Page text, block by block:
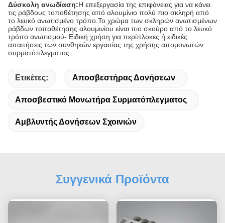
Δύσκολη ανωδίαση:Η επεξεργασία της επιφάνειας για να κάνει
τις ράβδους τοποθέτησης από αλουμίνιο πολύ πιο σκληρή από
το λευκό ανωτισμένο τρόπο.Το χρώμα των σκληρών ανωτισμένων
ράβδων τοποθέτησης αλουμινίου είναι πιο σκούρο από το λευκό
τρόπο ανωτισμού- Ειδική χρήση για περίπλοκες ή ειδικές
απαιτήσεις των συνθηκών εργασίας της χρήσης απομονωτών
συρματόπλεγματος.
Ετικέτες: Αποσβεστήρας Δονήσεων
Αποσβεστικό Μονωτήρα Συρματόπλεγματος
Αμβλυντής Δονήσεων Σχοινιών
Συγγενικά Προϊόντα